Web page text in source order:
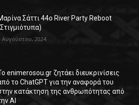
Σάττι 44o River Party Reboot
Αυγούστου, 2024
enimerosou.gr ζητάει διευκρινίσεις
το ChatGPT για την αναφορά του
κατάκτηση της ανθρωπότητας από
AI